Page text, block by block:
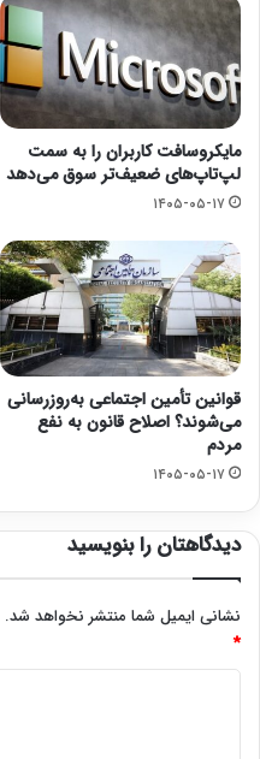
مایکروسافت کاربران را به سمت
لپ‌تاپ‌های ضعیف‌تر سوق می‌دهد
۱۴۰۵-۰۵-۱۷
قوانین تأمین اجتماعی به‌روزرسانی
می‌شوند؟ اصلاح قانون به نفع
مردم
۱۴۰۵-۰۵-۱۷
دیدگاهتان را بنویسید
نشانی ایمیل شما منتشر نخواهد شد.
*